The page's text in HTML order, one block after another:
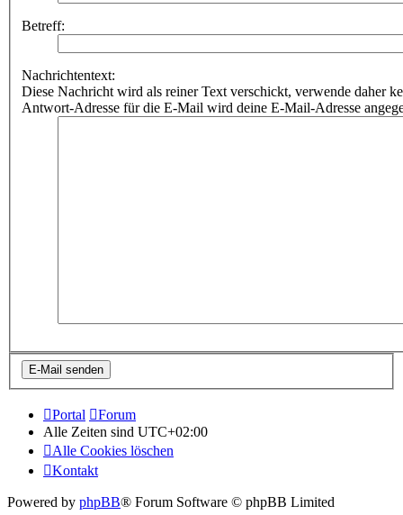
Betreff:
Nachrichtentext:
Diese Nachricht wird als reiner Text verschickt, verwende daher
Antwort-Adresse für die E-Mail wird deine E-Mail-Adresse
Portal
Forum
Alle Zeiten sind UTC+02:00
Alle Cookies löschen
Kontakt
Powered by phpBB® Forum Software © phpBB Limited